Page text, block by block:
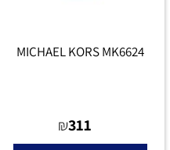
MICHAEL KORS MK6624
₪311